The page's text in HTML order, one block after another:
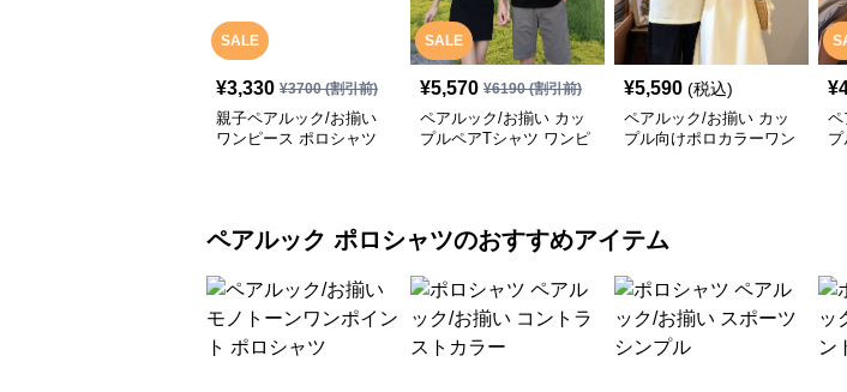
SALE
¥3,330 ¥3700(割引前)
親子ペアルック/お揃い
ワンピース ポロシャツ
SALE
¥5,570 ¥6190(割引前)
ペアルック/お揃い カッ
プルペアTシャツ ワンピ
¥5,590 (税込)
ペアルック/お揃い カッ
プル向けポロカラーワン
¥
ペ
ペアルック ポロシャツのおすすめアイテム